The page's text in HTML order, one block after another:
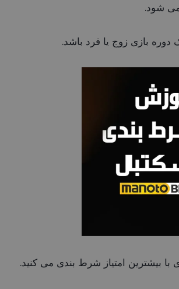
می شود.
بازی زوج یا فرد باشد.
بیشترین امتیاز شرط بندی می کنید.